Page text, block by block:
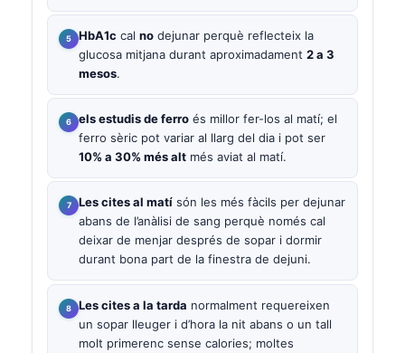
HbA1c cal no dejunar perquè reflecteix la
glucosa mitjana durant aproximadament 2 a 3
mesos.
els estudis de ferro és millor fer-los al matí; el
ferro sèric pot variar al llarg del dia i pot ser
10% a 30% més alt més aviat al matí.
Les cites al matí són les més fàcils per dejunar
abans de l’anàlisi de sang perquè només cal
deixar de menjar després de sopar i dormir
durant bona part de la finestra de dejuni.
Les cites a la tarda normalment requereixen
un sopar lleuger i d’hora la nit abans o un tall
molt primerenc sense calories; moltes